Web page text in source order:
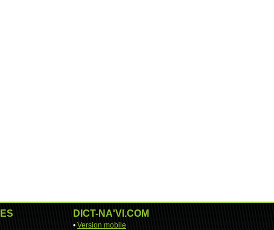
DICT-NA'VI.COM
• Version mobile